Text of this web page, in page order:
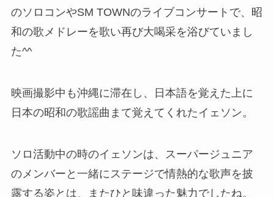
のソロコンやSM TOWNのライブコンサートで、昭
和の歌メドレーを歌い再び大喝采を浴びていまし
た^^
映画撮影中も沖縄に滞在し、日本語を覚えた上に
日本の昭和の歌謡曲まて覚えてくれたイェソン。
ソロ活動中の時のイェソンは、スーパージュニア
のメンバーと一緒にステージで情熱的な歌声を披
露する姿とは、またひと味違った魅力でしたね。